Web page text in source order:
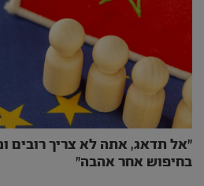
״אל תדאג, אתה לא צריך רובים
בחיפוש אחר אהבה״